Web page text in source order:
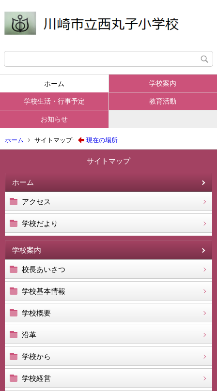
ホーム 学校案内
学校生活・行事予定 教育活動
お知らせ
ホーム サイトマップ: 現在の場所
サイトマップ
ホーム
アクセス
学校だより
学校案内
校長あいさつ
学校基本情報
学校概要
沿革
学校から
学校経営